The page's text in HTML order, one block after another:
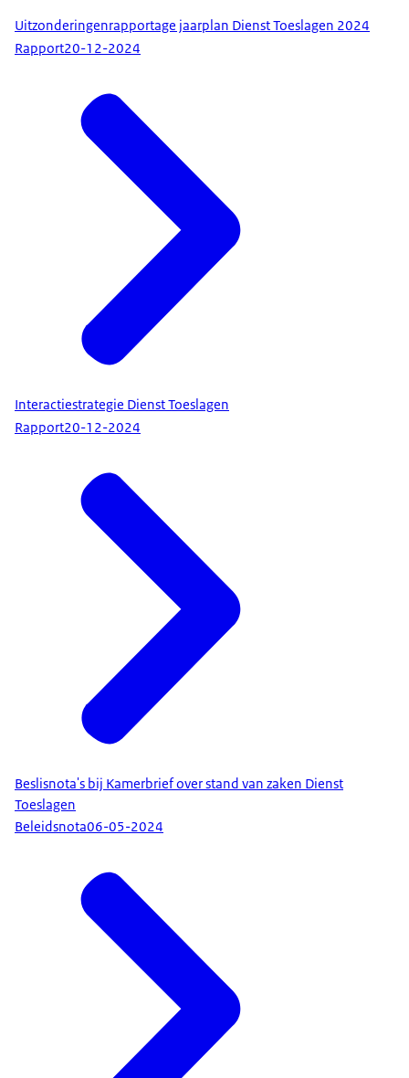
Uitzonderingenrapportage jaarplan Dienst Toeslagen 2024
Rapport20-12-2024
Interactiestrategie Dienst Toeslagen
Rapport20-12-2024
Beslisnota's bij Kamerbrief over stand van zaken Dienst
Toeslagen
Beleidsnota06-05-2024